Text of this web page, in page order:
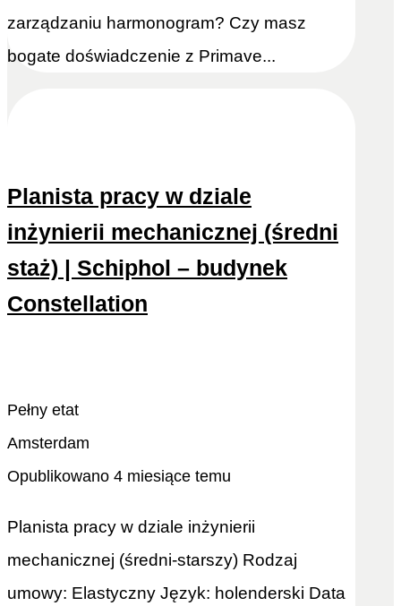
zarządzaniu harmonogram? Czy masz
bogate doświadczenie z Primave...
Planista pracy w dziale
inżynierii mechanicznej (średni
staż) | Schiphol – budynek
Constellation
Pełny etat
Amsterdam
Opublikowano 4 miesiące temu
Planista pracy w dziale inżynierii
mechanicznej (średni-starszy) Rodzaj
umowy: Elastyczny Język: holenderski Data